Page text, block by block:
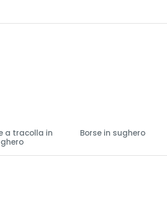
a tracolla in
Borse in sughero